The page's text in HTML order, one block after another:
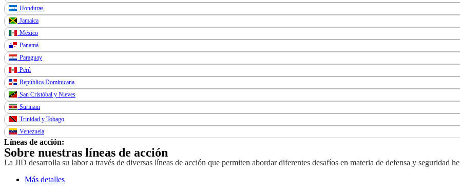
Honduras
Jamaica
México
Panamá
Paraguay
Perú
República Dominicana
San Cristóbal y Nieves
Surinam
Trinidad y Tobago
Venezuela
Líneas de acción:
Sobre nuestras líneas de acción
La JID desarrolla su labor a través de diversas líneas de acción que permiten abordar diferentes desafíos en materia de defensa y seguridad
Más detalles